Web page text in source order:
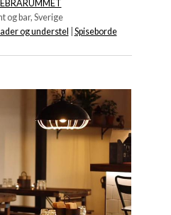
og bar, Sverige
og understel Spiseborde